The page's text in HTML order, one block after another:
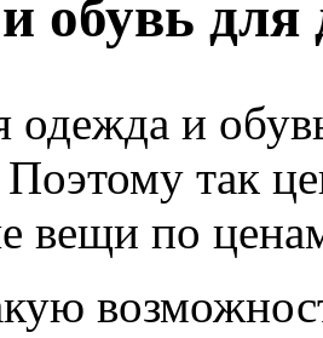
обувь для
и
Поэтому так
вещи по